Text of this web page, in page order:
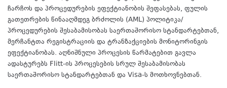
ჩარჩოს და პროცედურების ეფექტიანობის შეფასებას, ფულის
გათეთრების წინააღმდეგ ბრძოლის (AML) პოლიტიკა/
პროცედურების შესაბამისობას საერთაშორისო სტანდარტებთან,
მერჩანტთა რეგისტრაციის და ტრანზაქციების მონიტორინგის
ეფექტიანობას. აღნიშნული პროცესის წარმატებით გავლა
ადასტურებს Flitt-ის პროცესების სრულ შესაბამისობას
საერთაშორისო სტანდარტებთან და Visa-ს მოთხოვნებთან.